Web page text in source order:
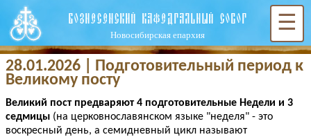
ВОЗНЕСЕНСКИЙ КАФЕДРАЛЬНЫЙ СОБОР
Новосибирская епархия ☰
28.01.2026 | Подготовительный период к
Великому посту
Великий пост предваряют 4 подготовительные Недели и 3
седмицы (на церковнославянском языке "неделя" - это
воскресный день, а семидневный цикл называют